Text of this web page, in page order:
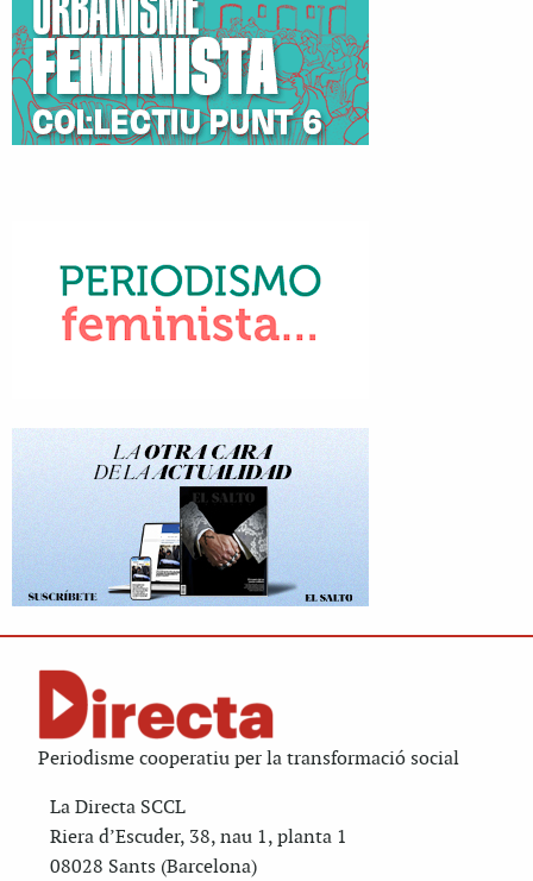
Periodisme cooperatiu per la transformació social
La Directa SCCL
Riera d’Escuder, 38, nau 1, planta 1
08028 Sants (Barcelona)